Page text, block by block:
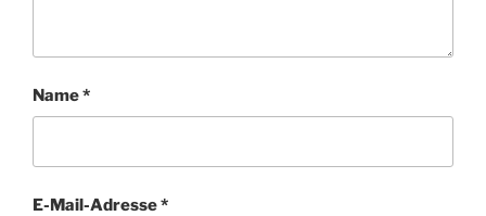
Name*
E-Mail-Adresse*